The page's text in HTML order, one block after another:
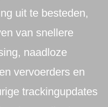
uit te besteden,
van snellere
naadloze
vervoerders en
trackingupdates